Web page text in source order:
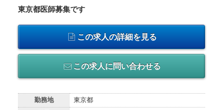
東京都医師募集です
この求人の詳細を見る
この求人に問い合わせる
勤務地 東京都